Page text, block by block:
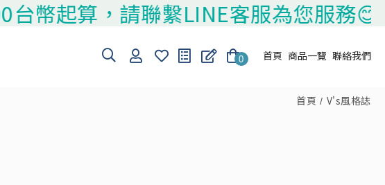
幣起算，請聯繫LINE客服為您服務😊
0 首頁 商品一覽 聯絡我們
首頁 V's風格誌